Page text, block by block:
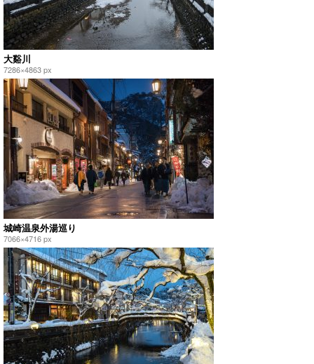
大谿川
7286×4863 px
城崎温泉外湯巡り
7066×4716 px